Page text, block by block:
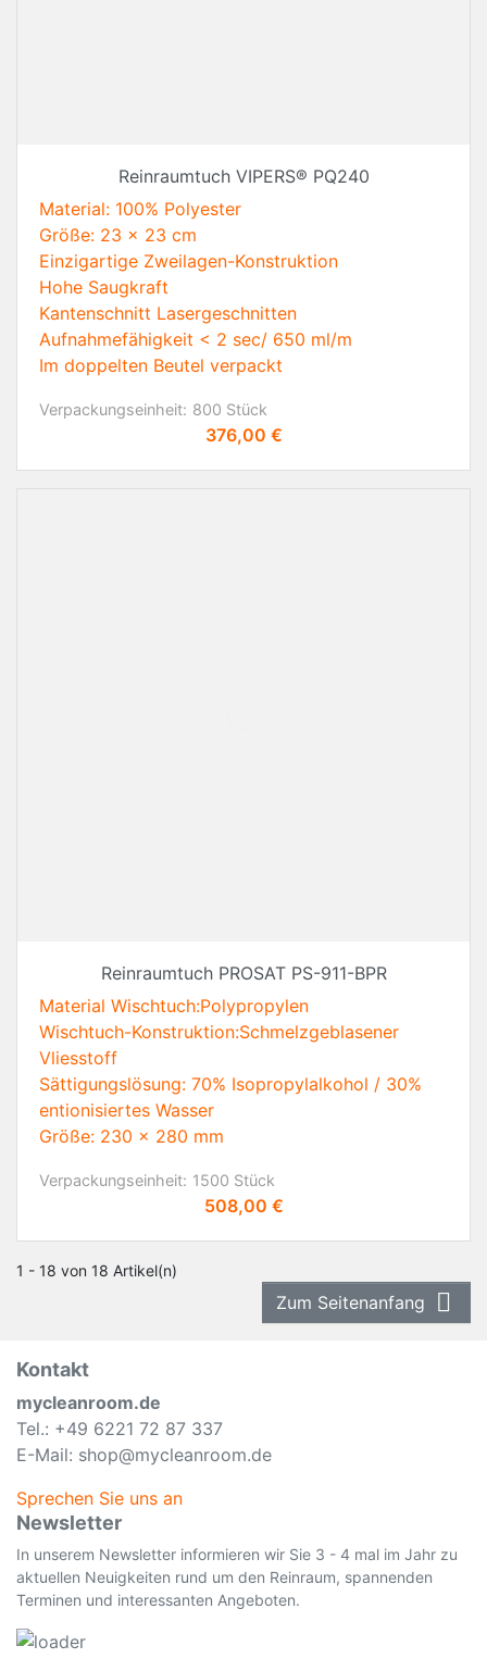
Reinraumtuch VIPERS® PQ240
Material: 100% Polyester
Größe: 23 x 23 cm
Einzigartige Zweilagen-Konstruktion
Hohe Saugkraft
Kantenschnitt Lasergeschnitten
Aufnahmefähigkeit < 2 sec/ 650 ml/m
Im doppelten Beutel verpackt
Verpackungseinheit: 800 Stück
Preis
376,00 €
Reinraumtuch PROSAT PS-911-BPR
Material Wischtuch:Polypropylen
Wischtuch-Konstruktion:Schmelzgeblasener
Vliesstoff
Sättigungslösung: 70% Isopropylalkohol / 30%
entionisiertes Wasser
Größe: 230 x 280 mm
Verpackungseinheit: 1500 Stück
Preis
508,00 €
1 - 18 von 18 Artikel(n)
Zum Seitenanfang 
Kontakt
mycleanroom.de
Tel.: +49 6221 72 87 337
E-Mail: shop@mycleanroom.de
Sprechen Sie uns an
Newsletter
In unserem Newsletter informieren wir Sie 3 - 4 mal im Jahr zu
aktuellen Neuigkeiten rund um den Reinraum, spannenden
Terminen und interessanten Angeboten.